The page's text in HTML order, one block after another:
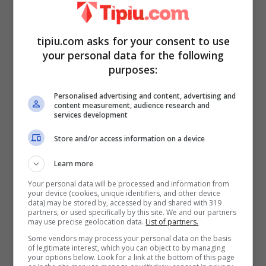
Trono Classico, le parole di Veronica e
Matteo non passano in sordina
tipiu.com asks for your consent to use
your personal data for the following
purposes:
Personalised advertising and content, advertising and
content measurement, audience research and
services development
Store and/or access information on a device
Learn more
Your personal data will be processed and information from
your device (cookies, unique identifiers, and other device
data) may be stored by, accessed by and shared with 319
partners, or used specifically by this site. We and our partners
may use precise geolocation data. List of partners.
Some vendors may process your personal data on the basis
of legitimate interest, which you can object to by managing
your options below. Look for a link at the bottom of this page